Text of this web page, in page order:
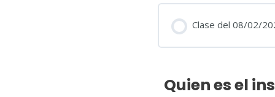
Clase del 08/02/
Quien es el